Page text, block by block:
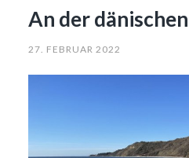
An der
27. FEBRUAR 2022